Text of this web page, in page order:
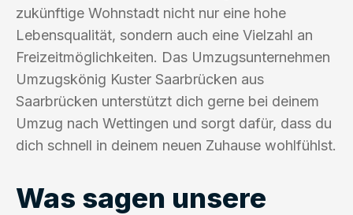
zukünftige Wohnstadt nicht nur eine hohe
Lebensqualität, sondern auch eine Vielzahl an
Freizeitmöglichkeiten. Das Umzugsunternehmen
Umzugskönig Kuster Saarbrücken aus
Saarbrücken unterstützt dich gerne bei deinem
Umzug nach Wettingen und sorgt dafür, dass du
dich schnell in deinem neuen Zuhause wohlfühlst.
Was sagen unsere